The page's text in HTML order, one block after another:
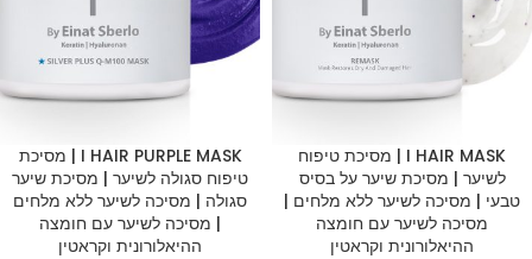
I HAIR MASK | מסיכת טיפוח
לשיער | מסיכת שיער על בסיס
טבעי | מסיכה לשיער ללא מלחים |
מסיכה לשיער עם חומצה
ההיאלורונית וקראטין
I HAIR PURPLE MASK | מסיכת
טיפוח סגולה לשיער | מסיכת שיער
סגולה | מסיכה לשיער ללא מלחים
| מסיכה לשיער עם חומצה
ההיאלורונית וקראטין